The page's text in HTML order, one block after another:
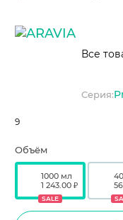
Все
Серия:
9
Объём
1000 мл
1 243.00 ₽
SALE